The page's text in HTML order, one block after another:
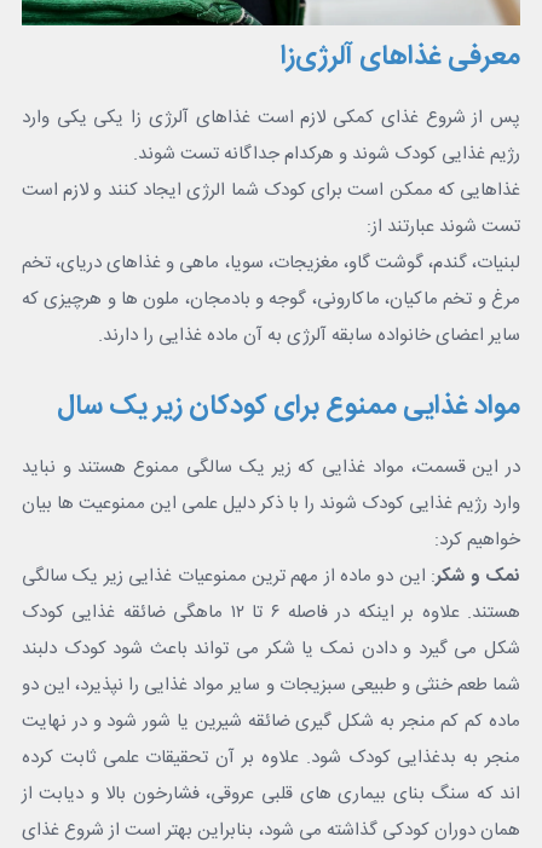
معرفی غذاهای آلرژی‌زا
پس از شروع غذای کمکی لازم است غذاهای آلرژی زا یکی یکی وارد
رژیم غذایی کودک شوند و هرکدام جداگانه تست شوند.
غذاهایی که ممکن است برای کودک شما الرژی ایجاد کنند و لازم است
تست شوند عبارتند از:
لبنیات، گندم، گوشت گاو، مغزیجات، سویا، ماهی و غذاهای دریای، تخم
مرغ و تخم ماکیان، ماکارونی، گوجه و بادمجان، ملون ها و هرچیزی که
سایر اعضای خانواده سابقه آلرژی به آن ماده غذایی را دارند.
مواد غذایی ممنوع برای کودکان زیر یک سال
در این قسمت، مواد غذایی که زیر یک سالگی ممنوع هستند و نباید
وارد رژیم غذایی کودک شوند را با ذکر دلیل علمی این ممنوعیت ها بیان
خواهیم کرد:
نمک و شکر: این دو ماده از مهم ترین ممنوعیات غذایی زیر یک سالگی
هستند. علاوه بر اینکه در فاصله ۶ تا ۱۲ ماهگی ضائقه غذایی کودک
شکل می گیرد و دادن نمک یا شکر می تواند باعث شود کودک دلبند
شما طعم خنثی و طبیعی سبزیجات و سایر مواد غذایی را نپذیرد، این دو
ماده کم کم منجر به شکل گیری ضائقه شیرین یا شور شود و در نهایت
منجر به بدغذایی کودک شود. علاوه بر آن تحقیقات علمی ثابت کرده
اند که سنگ بنای بیماری های قلبی عروقی، فشارخون بالا و دیابت از
همان دوران کودکی گذاشته می شود، بنابراین بهتر است از شروع غذای